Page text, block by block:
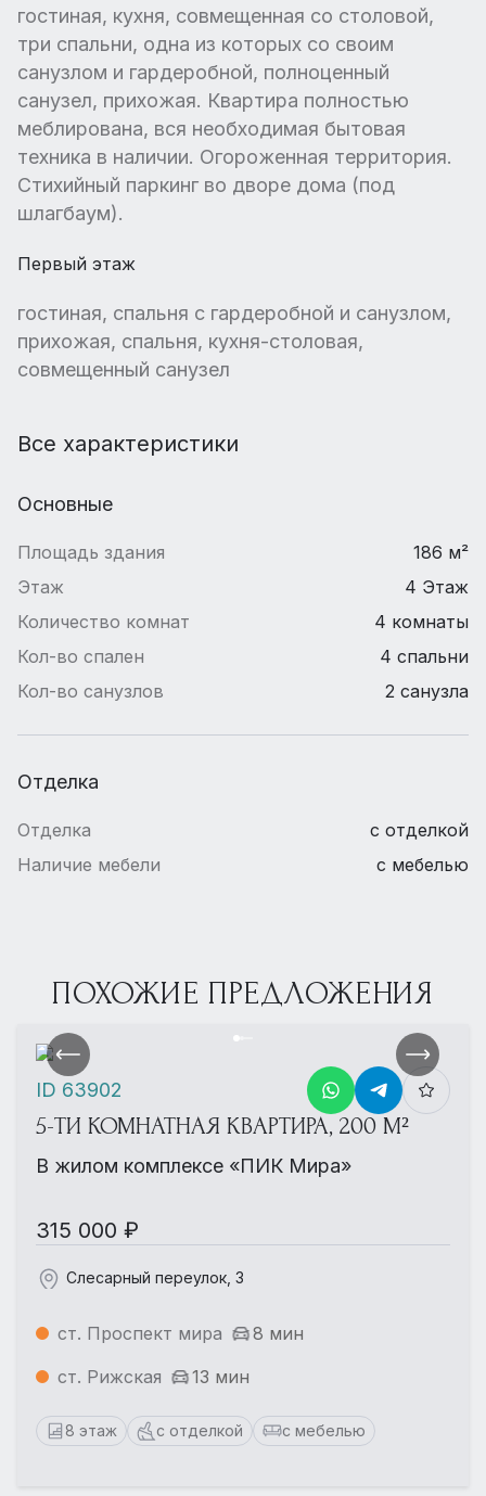
гостиная, кухня, совмещенная со столовой,
три спальни, одна из которых со своим
санузлом и гардеробной, полноценный
санузел, прихожая. Квартира полностью
меблирована, вся необходимая бытовая
техника в наличии. Огороженная территория.
Стихийный паркинг во дворе дома (под
шлагбаум).
Первый этаж
гостиная, спальня с гардеробной и санузлом,
прихожая, спальня, кухня-столовая,
совмещенный санузел
Все характеристики
Основные
Площадь здания
186 м²
Этаж
4 Этаж
Количество комнат
4 комнаты
Кол-во спален
4 спальни
Кол-во санузлов
2 санузла
Отделка
Отделка
с отделкой
Наличие мебели
с мебелью
ПОХОЖИЕ ПРЕДЛОЖЕНИЯ
5-ТИ КОМНАТНАЯ КВАРТИРА, 200 М²
В жилом комплексе «ПИК Мира»
315 000 ₽
Слесарный переулок, 3
ст. Проспект мира
8 мин
ст. Рижская
13 мин
8 этаж с отделкой с мебелью
ID 63902